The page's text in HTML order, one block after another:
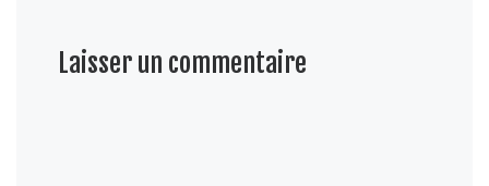
Laisser un commentaire